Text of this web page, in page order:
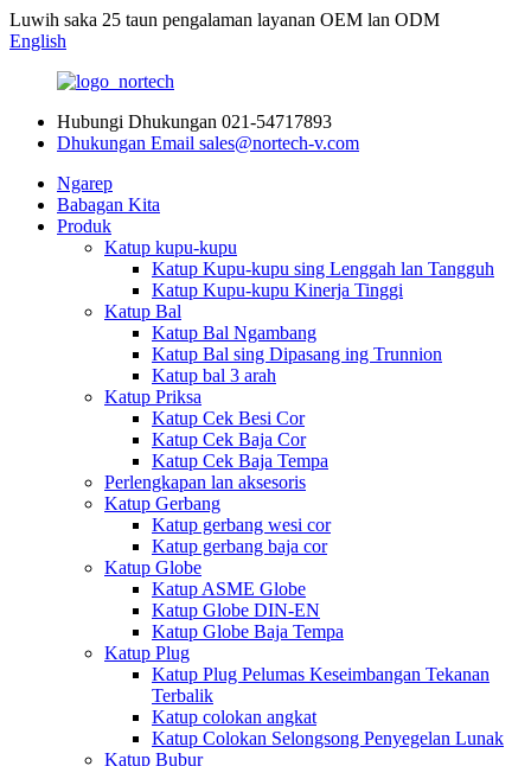
Luwih saka 25 taun pengalaman layanan OEM lan ODM
English
Hubungi Dhukungan 021-54717893
Dhukungan Email sales@nortech-v.com
Ngarep
Babagan Kita
Produk
Katup kupu-kupu
Katup Kupu-kupu sing Lenggah lan Tangguh
Katup Kupu-kupu Kinerja Tinggi
Katup Bal
Katup Bal Ngambang
Katup Bal sing Dipasang ing Trunnion
Katup bal 3 arah
Katup Priksa
Katup Cek Besi Cor
Katup Cek Baja Cor
Katup Cek Baja Tempa
Perlengkapan lan aksesoris
Katup Gerbang
Katup gerbang wesi cor
Katup gerbang baja cor
Katup Globe
Katup ASME Globe
Katup Globe DIN-EN
Katup Globe Baja Tempa
Katup Plug
Katup Plug Pelumas Keseimbangan Tekanan
Terbalik
Katup colokan angkat
Katup Colokan Selongsong Penyegelan Lunak
Katup Bubur